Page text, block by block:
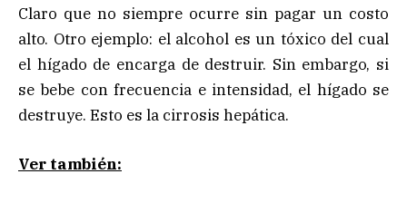
Claro que no siempre ocurre sin pagar un costo
alto. Otro ejemplo: el alcohol es un tóxico del cual
el hígado de encarga de destruir. Sin embargo, si
se bebe con frecuencia e intensidad, el hígado se
destruye. Esto es la cirrosis hepática.
Ver también: